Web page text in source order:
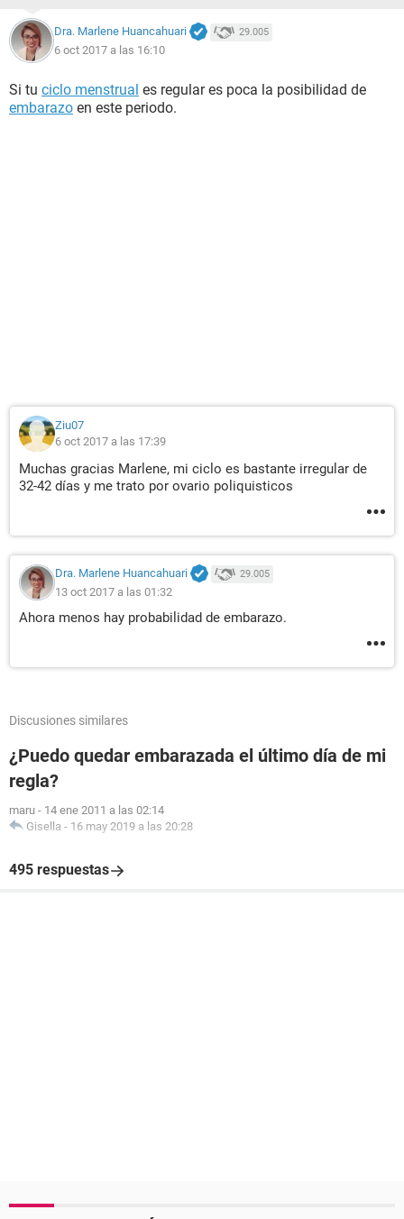
Dra. Marlene Huancahuari 29.005
6 oct 2017 a las 16:10
Si tu ciclo menstrual es regular es poca la posibilidad de
embarazo en este periodo.
Ziu07
6 oct 2017 a las 17:39
Muchas gracias Marlene, mi ciclo es bastante irregular de
32-42 días y me trato por ovario poliquisticos
Dra. Marlene Huancahuari 29.005
13 oct 2017 a las 01:32
Ahora menos hay probabilidad de embarazo.
Discusiones similares
¿Puedo quedar embarazada el último día de mi
regla?
maru - 14 ene 2011 a las 02:14
Gisella - 16 may 2019 a las 20:28
495 respuestas